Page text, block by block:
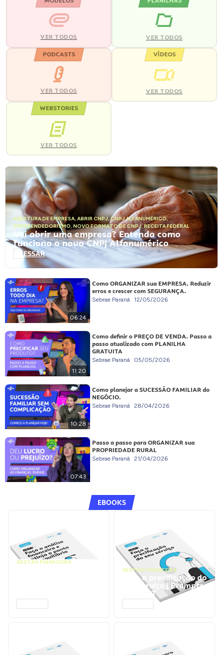
VER TODOS VER TODOS
PODCASTS
VER TODOS
VÍDEOS
VER TODOS
WEBSTORIES
VER TODOS
ABERTURA DE EMPRESA, ABRIR CNPJ,CNPJ ALFANUMÉRICO,
EMPREENDEDORISMO, NOVO FORMATO DE CNPJ,RECEITA FEDERAL
Vai abrir uma empresa? Entenda como
funciona o novo CNPJ Alfanumérico
ACESSAR
06:24
Como ORGANIZAR sua EMPRESA. Reduzir
erros e crescer com SEGURANÇA.
Sebrae Paraná 12/05/2026
11:20
Como definir o PREÇO DE VENDA. Passo a
passo atualizado com PLANILHA
GRATUITA
Sebrae Paraná 05/05/2026
10:28
Como planejar a SUCESSÃO FAMILIAR do
NEGÓCIO.
Sebrae Paraná 28/04/2026
07:43
Passo a passo para ORGANIZAR sua
PROPRIEDADE RURAL
Sebrae Paraná 21/04/2026
EBOOKS
GESTÃO FINANCEIRA
GESTÃO FINANCEIRA
Faça a precificação do
seu serviço | Prompts
ChatGPT